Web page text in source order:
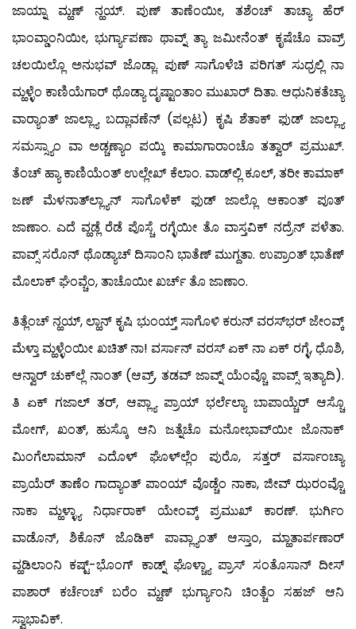
ಜಾಯ್ನಾ ಮ್ಹಣ್ ನ್ಹಯ್. ಪುಣ್ ತಾಣೆಂಯೀ, ತಶೆಂಚ್ ತಾಚ್ಯಾ ಹೆರ್
ಭಾಂವ್ಡಾಂನಿಯೀ, ಭುರ್ಗ್ಯಾಪಣಾ ಥಾವ್ನ್ ತ್ಯಾ ಜಮೀನೆಂತ್ ಕೃಷೆಚೊ ವಾವ್ರ್
ಚಲಯಿಲ್ಲೊ ಅನುಭವ್ ಜೊಡ್ಲಾ. ಪುಣ್ ಸಾಗೊಳೆಚಿ ಪರಿಗತ್ ಸುಧ್ರಲ್ಲಿ ನಾ
ಮ್ಹಳ್ಳೆಂ ಕಾಣಿಯೆಗಾರ್ ಥೊಡ್ಯಾ ದೃಷ್ಟಾಂತಾಂ ಮುಖಾರ್ ದಿತಾ. ಆಧುನಿಕತೆಚ್ಯಾ
ವಾರ್‍ಯಾಂತ್ ಜಾಲ್ಲ್ಯಾ ಬದ್ಲಾವಣೆನ್ (ಪಲ್ಲಟ) ಕೃಷಿ ಶೆತಾಕ್ ಫುಡ್ ಜಾಲ್ಲ್ಯಾ
ಸಮಸ್ಸ್ಯಾಂ ವಾ ಅಡ್ಚಣ್ಯಾಂ ಪಯ್ಕಿ ಕಾಮಾಗಾರಾಂಚೊ ತತ್ವಾರ್ ಪ್ರಮುಖ್.
ತೆಂಚ್ ಹ್ಯಾ ಕಾಣಿಯೆಂತ್ ಉಲ್ಲೇಖ್ ಕೆಲಾಂ. ವಾಡ್‍ಲ್ಲಿ ಕೂಲ್, ತರೀ ಕಾಮಾಕ್
ಜಣ್ ಮೆಳನಾತ್‍ಲ್ಲ್ಯಾನ್ ಸಾಗೊಳೆಕ್ ಫುಡ್ ಜಾಲ್ಲೊ ಆಕಾಂತ್ ಪೂತ್
ಜಾಣಾಂ. ಎದೆ ವ್ಹಡ್ಲೆ ರೆಡೆ ಪೊಸ್ಚೆ ರಗ್ಳೆಯೀ ತೊ ವಾಸ್ತವಿಕ್ ನದ್ರೆನ್ ಪಳೆತಾ.
ಪಾವ್ಸ್ ಸರೊನ್ ಥೊಡ್ಯಾಚ್ ದಿಸಾಂನಿ ಭಾತೆಣ್ ಮುಗ್ದತಾ. ಉಪ್ರಾಂತ್ ಭಾತೆಣ್
ಮೊಲಾಕ್ ಘೆಂವ್ಚೆಂ, ತಾಚೊಯೀ ಖರ್ಚ್ ತೊ ಜಾಣಾಂ.
ತಿತ್ಲೆಂಚ್ ನ್ಹಯ್, ಲ್ಹಾನ್ ಕೃಷಿ ಭುಂಯ್ತ್ ಸಾಗೊಳಿ ಕರುನ್ ವರಸ್‍ಭರ್ ಜೇಂವ್ಕ್
ಮೆಳ್ತಾ ಮ್ಹಳ್ಳೆಂಯೀ ಖಚಿತ್ ನಾ! ವರ್ಸಾನ್ ವರಸ್ ಏಕ್ ನಾ ಏಕ್ ರಗ್ಳೆ, ಧೊಶಿ,
ಆನ್ವಾರ್ ಚುಕ್‍ಲ್ಲೆ ನಾಂತ್ (ಆವ್ರ್, ತಡವ್ ಜಾವ್ನ್ ಯೆಂವ್ಚೊ ಪಾವ್ಸ್ ಇತ್ಯಾದಿ).
ತಿ ಏಕ್ ಗಜಾಲ್ ತರ್, ಆಪ್ಲ್ಯಾ ಪ್ರಾಯ್ ಭರ್ಲೆಲ್ಯಾ ಬಾಪಾಯ್ಚೆರ್ ಆಸ್ಚೊ
ಮೋಗ್, ಖಂತ್, ಹುಸ್ಕೊ ಆನಿ ಜತ್ನೆಚೊ ಮನೋಭಾವ್‍ಯೀ ಜೊನಾಕ್
ಮಿಂಗೆಲಾಮಾನ್ ಎದೊಳ್ ಘೊಳ್‍ಲ್ಲೆಂ ಪುರೊ, ಸತ್ತರ್ ವರ್ಸಾಂಚ್ಯಾ
ಪ್ರಾಯೆರ್ ತಾಣೆಂ ಗಾದ್ಯಾಂತ್ ಪಾಂಯ್ ವೊಡ್ಚೆಂ ನಾಕಾ, ಜೀವ್ ಝರಂವ್ಚೊ
ನಾಕಾ ಮ್ಹಳ್ಳ್ಯಾ ನಿರ್ಧಾರಾಕ್ ಯೇಂವ್ಕ್ ಪ್ರಮುಖ್ ಕಾರಣ್. ಭುರ್ಗಿಂ
ವಾಡೊನ್, ಶಿಕೊನ್ ಜೊಡಿಕ್ ಪಾವ್ಲ್ಯಾಂತ್ ಆಸ್ತಾಂ, ಮ್ಹಾತಾರ್ಪಣಾರ್
ವ್ಹಡಿಲಾಂನಿ ಕಷ್ಟ್-ಭೊಂಗ್ ಕಾಡ್ನ್ ಘೊಳ್ಚ್ಯಾ ಪ್ರಾಸ್ ಸಂತೊಸಾನ್ ದೀಸ್
ಪಾಶಾರ್ ಕರ್ಚೆಂಚ್ ಬರೆಂ ಮ್ಹಣ್ ಭುರ್ಗ್ಯಾಂನಿ ಚಿಂತ್ಚೆಂ ಸಹಜ್ ಆನಿ
ಸ್ವಾಭಾವಿಕ್.